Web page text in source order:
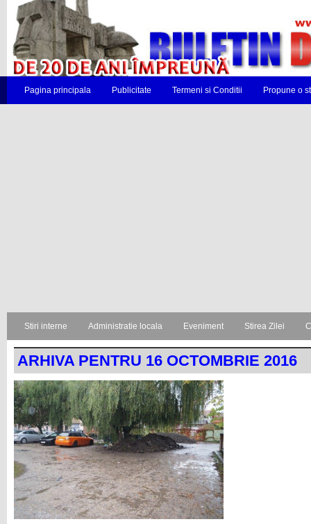
Pagina principala Publicitate Termeni si Conditii Propune o
Stiri interne Administratie locala Eveniment Stirea Zilei
ARHIVA PENTRU 16 OCTOMBRIE 2016